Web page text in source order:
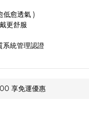
愈透氣 )
更舒服
統管理認證
享免運優惠